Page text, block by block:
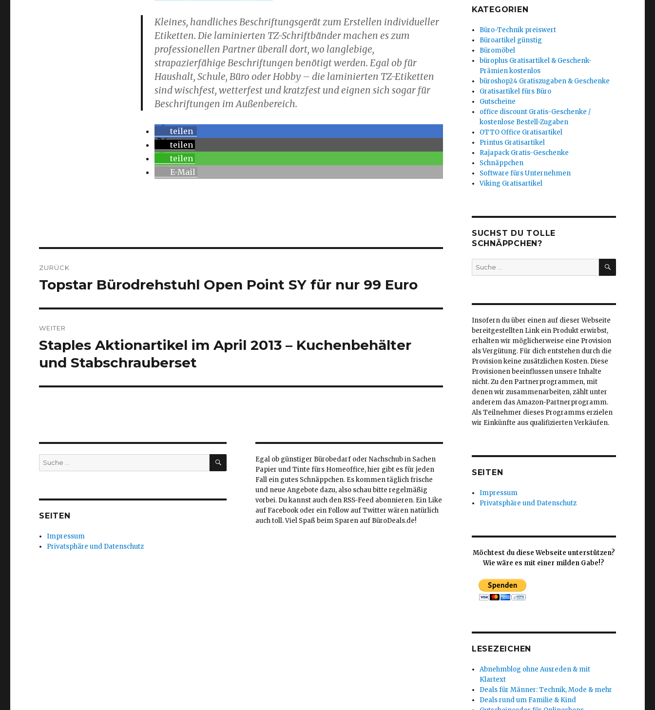
Kleines, handliches Beschriftungsgerät zum Erstellen individueller
Etiketten. Die laminierten TZ-Schriftbänder machen es zum
professionellen Partner überall dort, wo langlebige,
strapazierfähige Beschriftungen benötigt werden. Egal ob für
Haushalt, Schule, Büro oder Hobby – die laminierten TZ-Etiketten
sind wischfest, wetterfest und kratzfest und eignen sich sogar für
Beschriftungen im Außenbereich.
teilen
teilen
teilen
E-Mail
ZURÜCK
Vorheriger
Topstar Bürodrehstuhl Open Point SY für nur 99 Euro
WEITER
Nächster
Beitrag:
Staples Aktionartikel im April 2013 – Kuchenbehälter
und Stabschrauberset
Suche
nach:
SUCHEN
SEITEN
Impressum
Privatsphäre und Datenschutz
Egal ob günstiger Bürobedarf oder Nachschub in Sachen
Papier und Tinte fürs Homeoffice, hier gibt es für jeden
Fall ein gutes Schnäppchen. Es kommen täglich frische
und neue Angebote dazu, also schau bitte regelmäßig
vorbei. Du kannst auch den RSS-Feed abonnieren. Ein Like
auf Facebook oder ein Follow auf Twitter wären natürlich
auch toll. Viel Spaß beim Sparen auf BüroDeals.de!
KATEGORIEN
Büro-Technik preiswert
Büroartikel günstig
Büromöbel
büroplus Gratisartikel & Geschenk-
Prämien kostenlos
büroshop24 Gratiszugaben & Geschenke
Gratisartikel fürs Büro
Gutscheine
office discount Gratis-Geschenke /
kostenlose Bestell-Zugaben
OTTO Office Gratisartikel
Printus Gratisartikel
Rajapack Gratis-Geschenke
Schnäppchen
Software fürs Unternehmen
Viking Gratisartikel
SUCHST DU TOLLE
SCHNÄPPCHEN?
Suche
nach:
SUCHEN
Insofern du über einen auf dieser Webseite
bereitgestellten Link ein Produkt erwirbst,
erhalten wir möglicherweise eine Provision
als Vergütung. Für dich entstehen durch die
Provision keine zusätzlichen Kosten. Diese
Provisionen beeinflussen unsere Inhalte
nicht. Zu den Partnerprogrammen, mit
denen wir zusammenarbeiten, zählt unter
anderem das Amazon-Partnerprogramm.
Als Teilnehmer dieses Programms erzielen
wir Einkünfte aus qualifizierten Verkäufen.
SEITEN
Impressum
Privatsphäre und Datenschutz
Möchtest du diese Webseite unterstützen?
Wie wäre es mit einer milden Gabe!?
LESEZEICHEN
Abnehmblog ohne Ausreden & mit
Klartext
Deals für Männer: Technik, Mode & mehr
Deals rund um Familie & Kind